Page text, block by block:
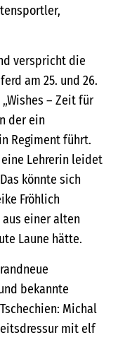
verspricht die
am 25. und 26.
– Zeit für
der ein
Regiment führt.
Lehrerin leidet
könnte sich
Fröhlich
einer alten
Laune hätte.
bekannte
Michal
mit elf